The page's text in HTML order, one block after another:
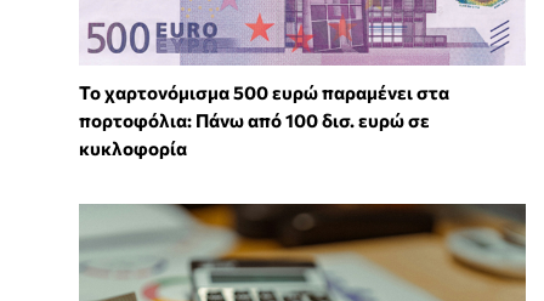
Το χαρτονόμισμα 500 ευρώ παραμένει στα
πορτοφόλια: Πάνω από 100 δισ. ευρώ σε
κυκλοφορία